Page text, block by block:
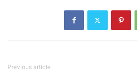
Previous article